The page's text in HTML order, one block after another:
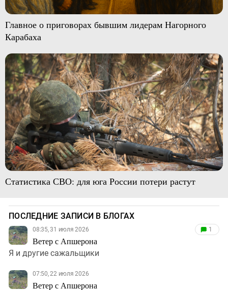
Главное о приговорах бывшим лидерам Нагорного
Карабаха
Статистика СВО: для юга России потери растут
ПОСЛЕДНИЕ ЗАПИСИ В БЛОГАХ
08:35, 31 июля 2026
Ветер с Апшерона
1
Я и другие сажальщики
07:50, 22 июля 2026
Ветер с Апшерона